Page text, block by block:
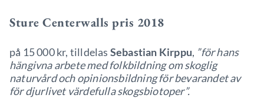
Sture Centerwalls pris 2018
på 15 000 kr, tilldelas Sebastian Kirppu, ”för hans
hängivna arbete med folkbildning om skoglig
naturvård och opinionsbildning för bevarandet av
för djurlivet värdefulla skogsbiotoper”.